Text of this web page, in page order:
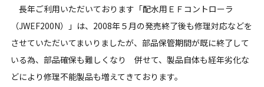
九州・沖縄（外部）
長年ご利用いただいております「配水用ＥＦコントローラ
（JWEF200N）」は、2008年５月の発売終了後も修理対応などを
させていただいてまいりましたが、部品保管期間が既に終了して
いる為、部品確保も難しくなり 併せて、製品自体も経年劣化な
どにより修理不能製品も増えてきております。